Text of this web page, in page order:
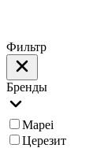
Фильтр
Бренды
Mapei
Церезит